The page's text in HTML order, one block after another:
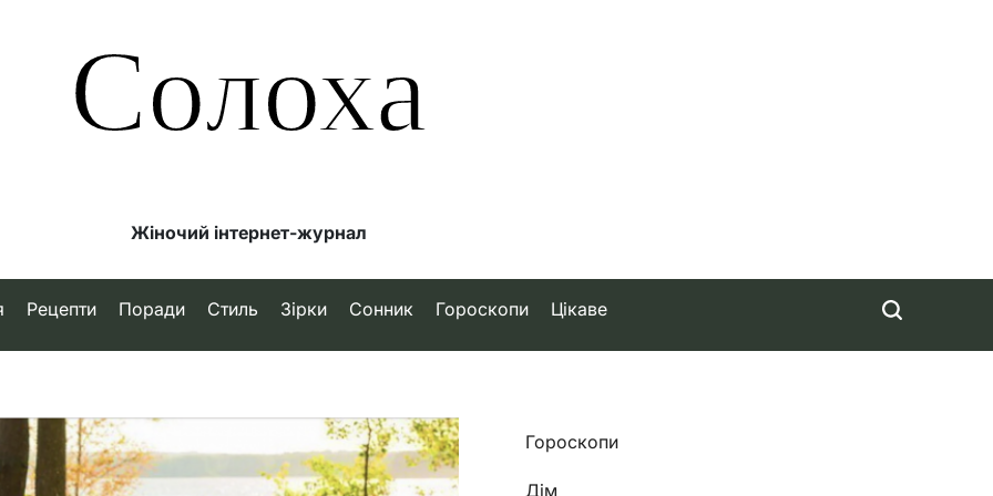
Солоха
Жіночий інтернет-журнал
Рецепти Поради Стиль Зірки Сонник Гороскопи Цікаве
Гороскопи
Дім